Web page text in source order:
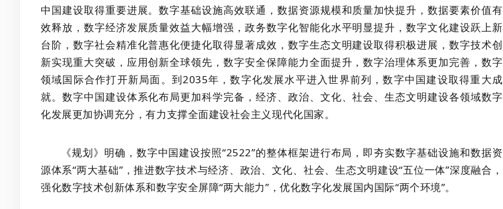
中国建设取得重要进展。数字基础设施高效联通，数据资源规模和质量加快提升，数据要素价值有
效释放，数字经济发展质量效益大幅增强，政务数字化智能化水平明显提升，数字文化建设跃上新
台阶，数字社会精准化普惠化便捷化取得显著成效，数字生态文明建设取得积极进展，数字技术创
新实现重大突破，应用创新全球领先，数字安全保障能力全面提升，数字治理体系更加完善，数字
领域国际合作打开新局面。到2035年，数字化发展水平进入世界前列，数字中国建设取得重大成
就。数字中国建设体系化布局更加科学完备，经济、政治、文化、社会、生态文明建设各领域数字
化发展更加协调充分，有力支撑全面建设社会主义现代化国家。
《规划》明确，数字中国建设按照“2522”的整体框架进行布局，即夯实数字基础设施和数据资
源体系“两大基础”，推进数字技术与经济、政治、文化、社会、生态文明建设“五位一体”深度融合，
强化数字技术创新体系和数字安全屏障“两大能力”，优化数字化发展国内国际“两个环境”。